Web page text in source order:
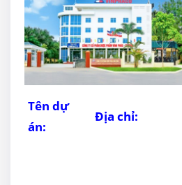
Tên dự
án:
Địa chỉ: